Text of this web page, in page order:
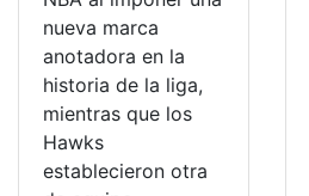
nueva marca
anotadora en la
historia de la liga,
mientras que los
Hawks
establecieron otra